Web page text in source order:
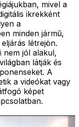
mivel a
ikrekként
a
minden jármű,
létrejön.
nem jól alakul,
látják és
A
a videókat vagy
képet